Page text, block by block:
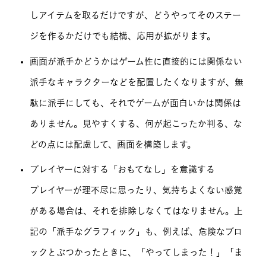
しアイテムを取るだけですが、どうやってそのステー
ジを作るかだけでも結構、応用が拡がります。
画面が派手かどうかはゲーム性に直接的には関係ない
派手なキャラクターなどを配置したくなりますが、無
駄に派手にしても、それでゲームが面白いかは関係は
ありません。見やすくする、何が起こったか判る、な
どの点には配慮して、画面を構築します。
プレイヤーに対する「おもてなし」を意識する
プレイヤーが理不尽に思ったり、気持ちよくない感覚
がある場合は、それを排除しなくてはなりません。上
記の「派手なグラフィック」も、例えば、危険なブロ
ックとぶつかったときに、「やってしまった！」「ま